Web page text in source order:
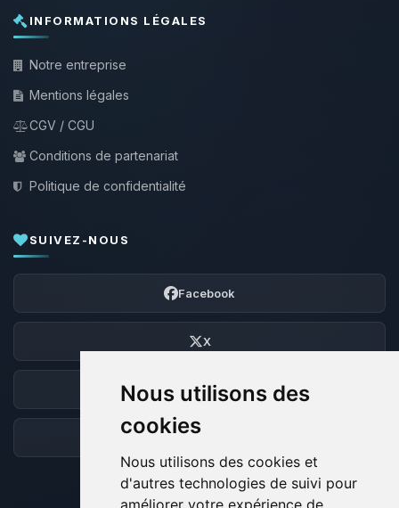
Nous utilisons des
cookies
Nous utilisons des cookies et
d'autres technologies de suivi pour
améliorer votre expérience de
INFORMATIONS LÉGALES
Notre entreprise
Mentions légales
CGV / CGU
Conditions de partenariat
Politique de confidentialité
SUIVEZ-NOUS
Facebook
X
Discord
Forum